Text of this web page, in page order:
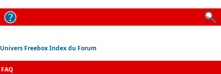
Univers Freebox Index du Forum
FAQ